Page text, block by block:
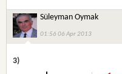
Süleyman Oymak
01:56 06 Apr 2013
3)